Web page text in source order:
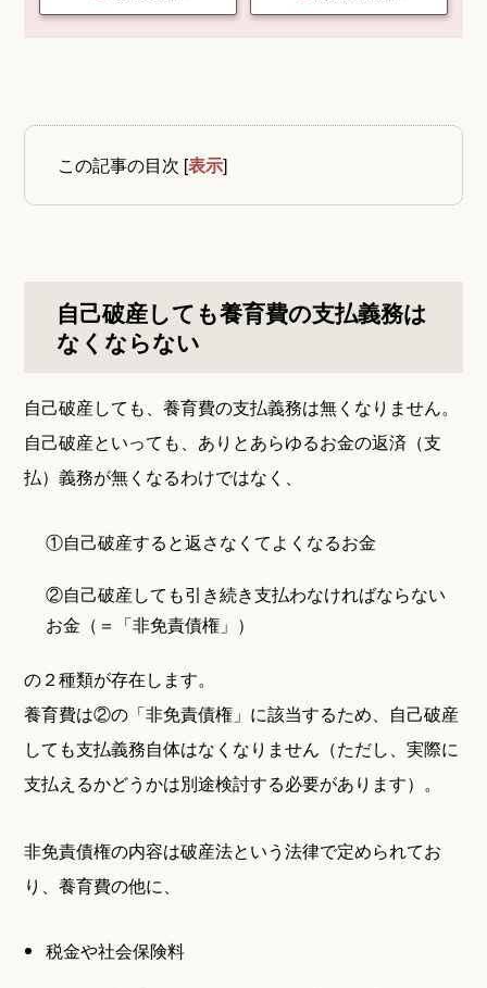
この記事の目次 [表示]
自己破産しても養育費の支払義務は
なくならない
自己破産しても、養育費の支払義務は無くなりません。
自己破産といっても、ありとあらゆるお金の返済（支
払）義務が無くなるわけではなく、
①自己破産すると返さなくてよくなるお金
②自己破産しても引き続き支払わなければならない
お金（＝「非免責債権」）
の２種類が存在します。
養育費は②の「非免責債権」に該当するため、自己破産
しても支払義務自体はなくなりません（ただし、実際に
支払えるかどうかは別途検討する必要があります）。
非免責債権の内容は破産法という法律で定められてお
り、養育費の他に、
税金や社会保険料